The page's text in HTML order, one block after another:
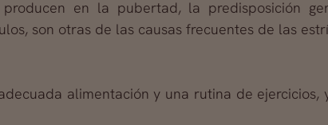
en la pubertad, la predisposición
son otras de las causas frecuentes de las
alimentación y una rutina de